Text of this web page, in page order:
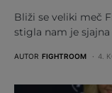
Bliži se veliki meč
stigla nam je
AUTOR FIGHTROOM 4.